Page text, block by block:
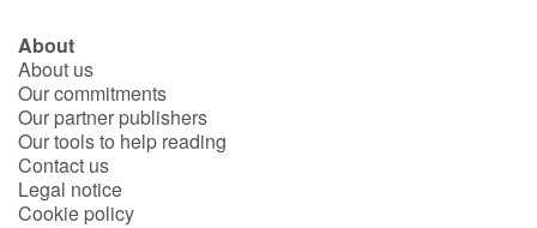
About
About us
Our commitments
Our partner publishers
Our tools to help reading
Contact us
Legal notice
Cookie policy